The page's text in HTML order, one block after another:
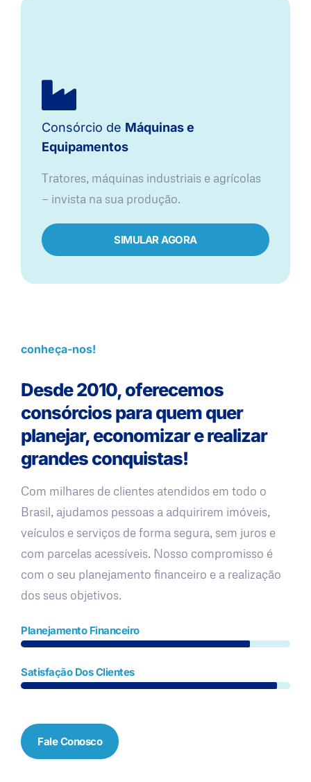
Consórcio de Máquinas e
Equipamentos
Tratores, máquinas industriais e agrícolas
— invista na sua produção.
SIMULAR AGORA
conheça-nos!
Desde 2010, oferecemos
consórcios para quem quer
planejar, economizar e realizar
grandes conquistas!
Com milhares de clientes atendidos em todo o
Brasil, ajudamos pessoas a adquirirem imóveis,
veículos e serviços de forma segura, sem juros e
com parcelas acessíveis. Nosso compromisso é
com o seu planejamento financeiro e a realização
dos seus objetivos.
Planejamento Financeiro
Satisfação Dos Clientes
Fale Conosco